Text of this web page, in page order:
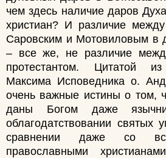
чем здесь наличие даров
христиан? И различие
Саровским и Мотовиловым в
– все же, не различие
протестантом. Цитатой
Максима Исповедника о.
очень важные истины о том,
даны Богом даже
облагодатствовании святых
сравнении даже со
православными